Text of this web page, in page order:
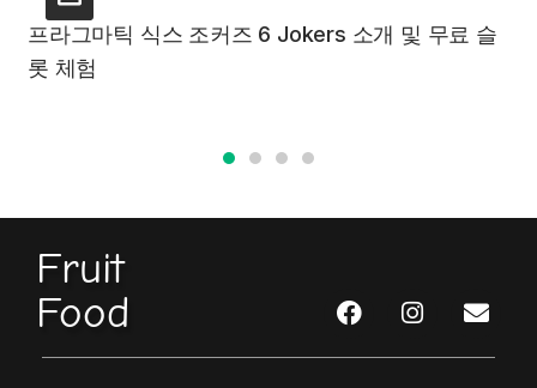
프라그마틱 식스 조커즈 6 Jokers 소개 및 무료 슬
롯 체험
Fruit
Food